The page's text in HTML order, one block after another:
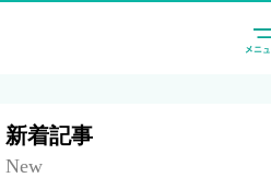
新着記事
New